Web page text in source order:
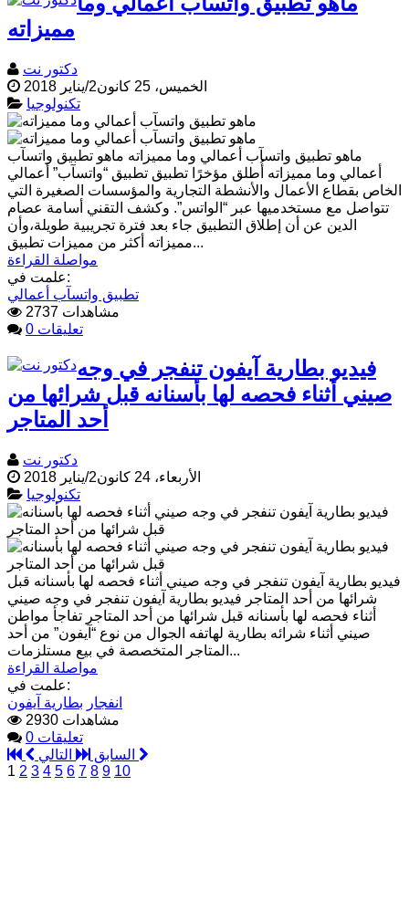
مميزاته
دكتور نت
الخميس، 25 كانون2/يناير 2018
تكنولوجيا
ماهو تطبيق واتسآب أعمالي وما مميزاته ماهو تطبيق واتسآب
أعمالي وما مميزاته أُطلق مؤخرًا تطبيق تطبيق “واتسآب” أعمالي
الخاص بقطاع الأعمال والأنشطة التجارية والمؤسسات الصغيرة التي
تتواصل مع مستخدميها عبر “الواتس”. وكشف التقني أسامة عصام
الدين عن أن إطلاق التطبيق جاء بعد فترة تجريبية طويلة،وأن
مميزاته أكثر من مميزات تطبيق...
مواصلة القراءة
علمت في:
تطبيق واتسآب أعمالي
2737 مشاهدات
0 تعليقات
فيديو بطارية آيفون تنفجر في وجه
صيني أثناء فحصه لها بأسنانه قبل شرائها من
أحد المتاجر
دكتور نت
الأربعاء، 24 كانون2/يناير 2018
تكنولوجيا
فيديو بطارية آيفون تنفجر في وجه صيني أثناء فحصه لها بأسنانه قبل
شرائها من أحد المتاجر فيديو بطارية آيفون تنفجر في وجه صيني
أثناء فحصه لها بأسنانه قبل شرائها من أحد المتاجر تفاجأ مواطن
صيني أثناء شرائه بطارية لهاتفه الجوال من نوع “آيفون” من أحد
المتاجر المتخصصة في بيع مستلزمات...
مواصلة القراءة
علمت في:
انفجار بطارية آيفون
2930 مشاهدات
0 تعليقات
السابق
1 2 3 4 5 6 7 8 9 10